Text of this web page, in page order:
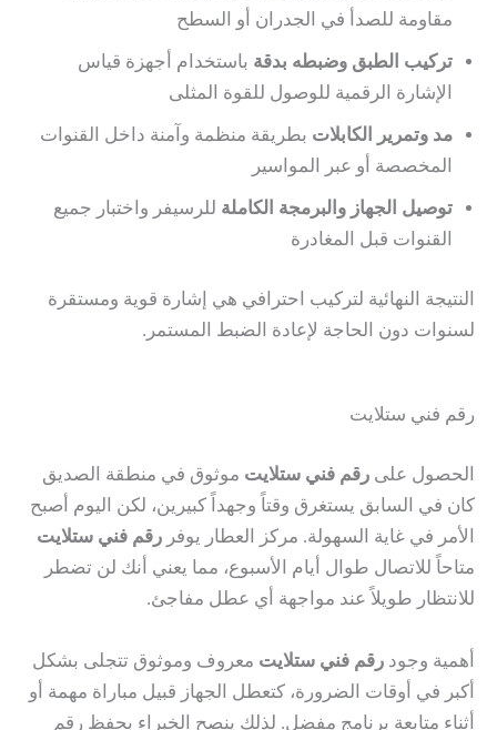
مقاومة للصدأ في الجدران أو السطح
تركيب الطبق وضبطه بدقة باستخدام أجهزة قياس
الإشارة الرقمية للوصول للقوة المثلى
مد وتمرير الكابلات بطريقة منظمة وآمنة داخل القنوات
المخصصة أو عبر المواسير
توصيل الجهاز والبرمجة الكاملة للرسيفر واختبار جميع
القنوات قبل المغادرة
النتيجة النهائية لتركيب احترافي هي إشارة قوية ومستقرة
لسنوات دون الحاجة لإعادة الضبط المستمر.
رقم فني ستلايت
الحصول على رقم فني ستلايت موثوق في منطقة الصديق
كان في السابق يستغرق وقتاً وجهداً كبيرين، لكن اليوم أصبح
الأمر في غاية السهولة. مركز العطار يوفر رقم فني ستلايت
متاحاً للاتصال طوال أيام الأسبوع، مما يعني أنك لن تضطر
للانتظار طويلاً عند مواجهة أي عطل مفاجئ.
أهمية وجود رقم فني ستلايت معروف وموثوق تتجلى بشكل
أكبر في أوقات الضرورة، كتعطل الجهاز قبيل مباراة مهمة أو
أثناء متابعة برنامج مفضل. لذلك ينصح الخبراء بحفظ رقم